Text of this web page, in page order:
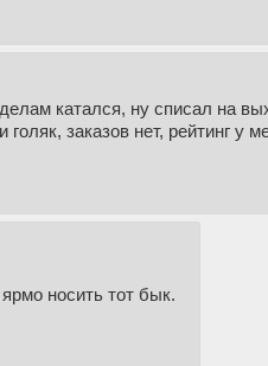
катался, ну списал на
заказов нет, рейтинг у
носить тот бык.